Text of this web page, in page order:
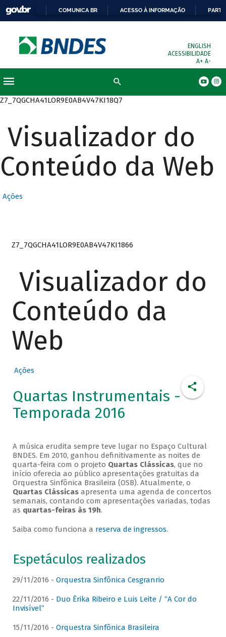
COMUNICA BR ACESSO À INFORMAÇÃO
ENGLISH
ACESSIBILIDADE
A+ A-
Z7_7QGCHA41LOR9E0AB4V47KI18Q7
Visualizador do
Conteúdo da Web
Ações
Z7_7QGCHA41LOR9E0AB4V47KI1866
Visualizador do
Conteúdo da
Web
Ações
Quartas Instrumentais -
Temporada 2016
A música erudita sempre teve lugar no Espaço Cultural
BNDES. Em 2010, ganhou definitivamente as noites de
quarta-feira com o projeto Quartas Clássicas, que no
início oferecia ao público apresentações gratuitas da
Orquestra Sinfônica Brasileira (OSB). Atualmente, o
Quartas Clássicasapresenta uma agenda de concertos
semanais, contando com apresentações variadas, todas
as quartas-feiras às 19h.
Saiba como funciona a reserva de ingressos.
Espetáculos realizados
29/11/2016 - Orquestra Sinfônica Cesgranrio
22/11/2016 - Duo Érika Ribeiro e Luis Leite / “A Cor do
Invisível”
15/11/2016 - Orquestra Sinfônica Brasileira